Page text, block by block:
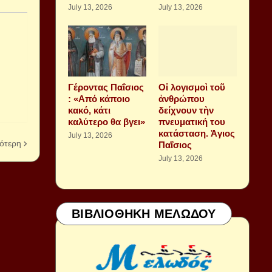
July 13, 2026 July 13, 2026
Γέροντας Παΐσιος
: «Από κάποιο
κακό, κάτι
καλύτερο θα βγει»
July 13, 2026
Οἱ λογισμοὶ τοῦ
ἀνθρώπου
δείχνουν τὴν
πνευματική του
κατάσταση. Ἁγιος
Παΐσιος
July 13, 2026
ΒΙΒΛΙΟΘΗΚΗ ΜΕΛΩΔΟΥ